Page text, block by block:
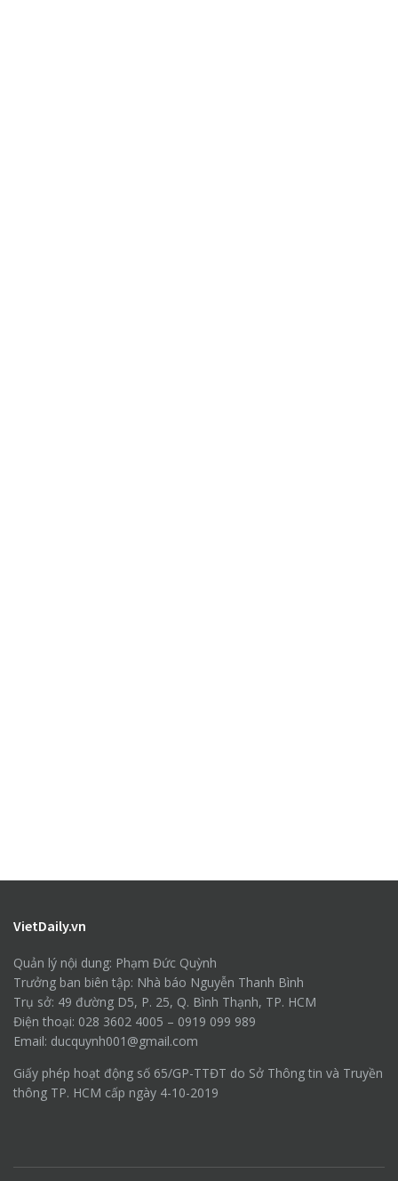
VietDaily.vn
Quản lý nội dung: Phạm Đức Quỳnh
Trưởng ban biên tập: Nhà báo Nguyễn Thanh Bình
Trụ sở: 49 đường D5, P. 25, Q. Bình Thạnh, TP. HCM
Điện thoại: 028 3602 4005 – 0919 099 989
Email: ducquynh001@gmail.com
Giấy phép hoạt động số 65/GP-TTĐT do Sở Thông tin và Truyền
thông TP. HCM cấp ngày 4-10-2019